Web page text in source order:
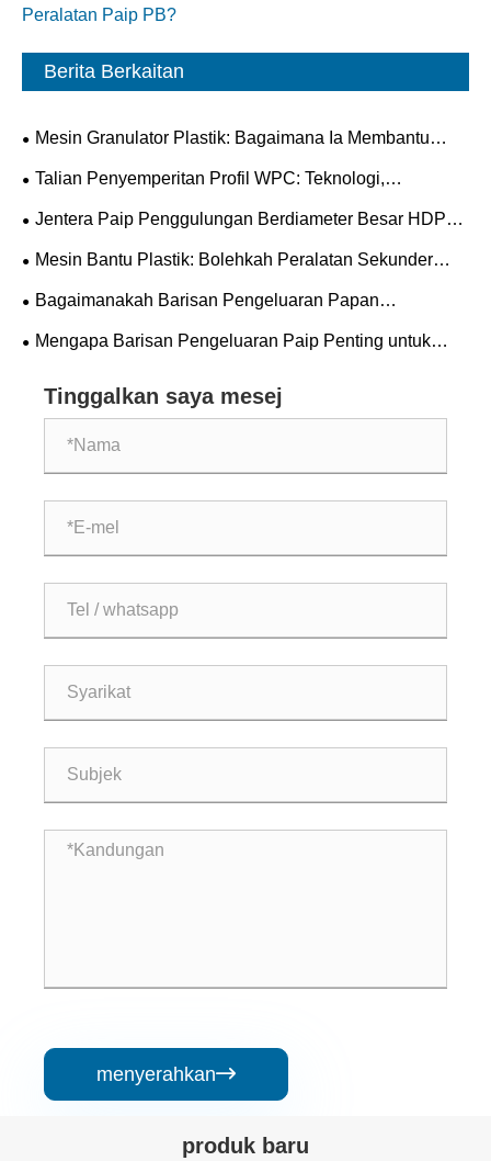
Peralatan Paip PB?
Berita Berkaitan
Mesin Granulator Plastik: Bagaimana Ia Membantu
Meningkatkan Kecekapan Kitar Semula
Talian Penyemperitan Profil WPC: Teknologi,
Komponen dan Pengoptimuman Proses
Jentera Paip Penggulungan Berdiameter Besar HDPE:
Panduan Praktikal dengan Parameter Utama
Mesin Bantu Plastik: Bolehkah Peralatan Sekunder
Benar-Benar Menentukan Kualiti Pengeluaran Utama?
Bagaimanakah Barisan Pengeluaran Papan
Meningkatkan Kecekapan Pembuatan?
Mengapa Barisan Pengeluaran Paip Penting untuk
Tinggalkan saya mesej
menyerahkan
produk baru